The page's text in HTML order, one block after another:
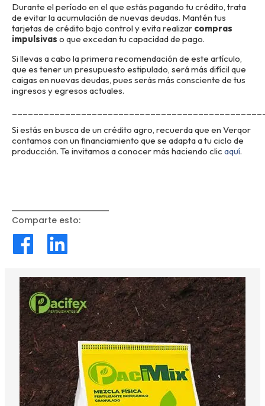
Durante el período en el que estás pagando tu crédito, trata
de evitar la acumulación de nuevas deudas. Mantén tus
tarjetas de crédito bajo control y evita realizar compras
impulsivas o que excedan tu capacidad de pago.
Si llevas a cabo la primera recomendación de este artículo,
que es tener un presupuesto estipulado, será más difícil que
caigas en nuevas deudas, pues serás más consciente de tus
ingresos y egresos actuales.
Si estás en busca de un crédito agro, recuerda que en Verqor
contamos con un financiamiento que se adapta a tu ciclo de
producción. Te invitamos a conocer más haciendo clic aquí.
Comparte esto: